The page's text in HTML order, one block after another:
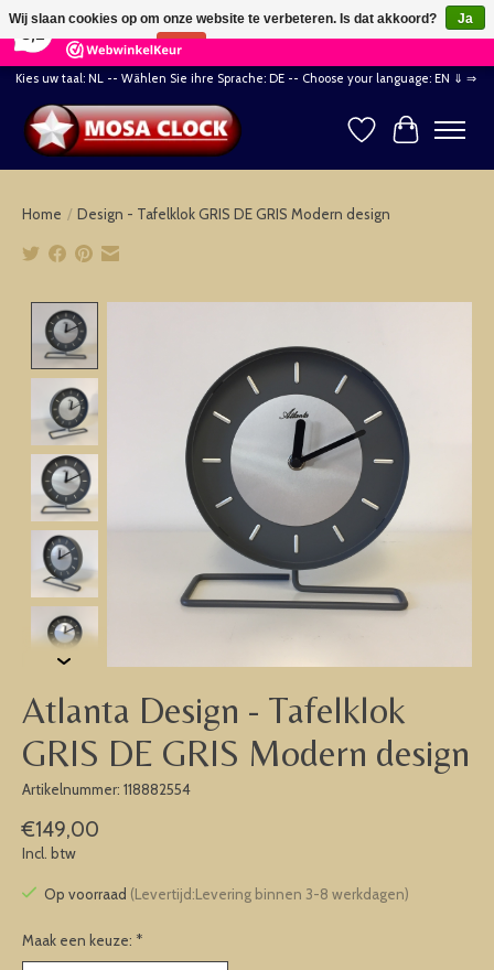
164 Reviews ×
Kies uw taal: NL -- Wählen Sie ihre Sprache: DE -- Choose your language: EN ⇓ ⇒
Verlanglijst
Home / Design - Tafelklok GRIS DE GRIS Modern design
Atlanta Design - Tafelklok
GRIS DE GRIS Modern design
Artikelnummer: 118882554
€149,00
Incl. btw
Op voorraad (Levertijd:Levering binnen 3-8 werkdagen)
Maak een keuze: *
Wij slaan cookies op om onze website te verbeteren. Is dat akkoord?
Ja
Nee